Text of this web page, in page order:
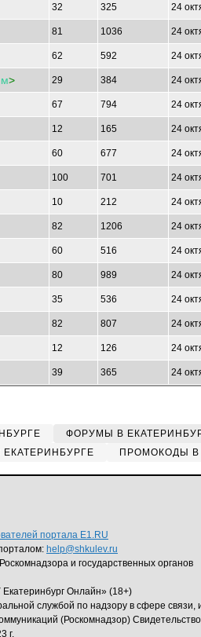
32 325 24
81 1036 24
62 592 24
> 29 384 24
67 794 24
12 165 24
60 677 24
100 701 24
10 212 24
82 1206 24
60 516 24
80 989 24
35 536 24
82 807 24
12 126 24
39 365 24
ФОРУМЫ В
ЕКАТЕРИНБУРГЕ ПРОМОКОДЫ В
портала E1.RU
help@shkulev.ru
и государственных органов
Онлайн» (18+)
службой по надзору в сфере
(Роскомнадзор)
г.